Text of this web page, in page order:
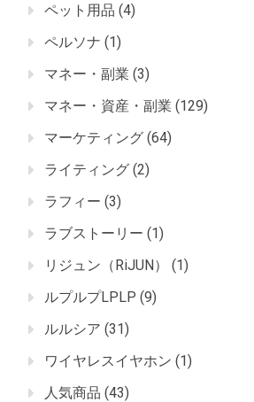
ペット用品 (4)
ペルソナ (1)
マネー・副業 (3)
マネー・資産・副業 (129)
マーケティング (64)
ライティング (2)
ラフィー (3)
ラブストーリー (1)
リジュン（RiJUN）
(1)
ルプルプLPLP (9)
ルルシア (31)
ワイヤレスイヤホン (1)
人気商品 (43)